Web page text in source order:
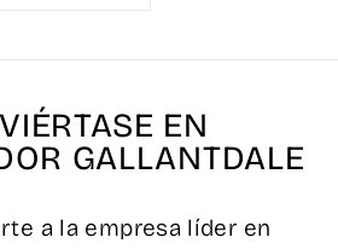
EN
GALLANTDALE
a la empresa líder en